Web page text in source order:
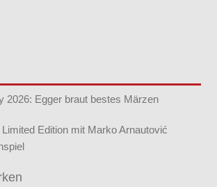
2026: Egger braut bestes Märzen
Edition mit Marko Arnautović